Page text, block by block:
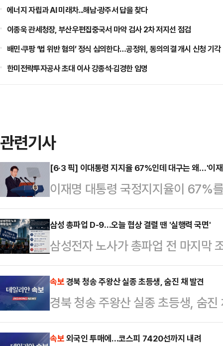
에너지 자립과 AI 미래차...해남·광주서 답을 찾다
이종욱 관세청장, 부산우편집중국서 마약 검사 2차 저지선 점검
배민·쿠팡 ‘법 위반 혐의’ 정식 심의한다…공정위, 동의의결 개시 신청 기각
한미전략투자공사 초대 이사 강종석·김경한 임명
관련기사
[6·3 픽] 이대통령 지지율 67%인데 대구는 왜…'이
이재명 대통령 국정지지율이 67%
서는 여야가 오차범위 내 초박빙 접
과'가 대구에서만큼은 온전히 작동
이다. 정치권에서는 이른바 '샤이
동하고 있다는 분석을 내놨다
28~29일 무선 100% 전화면접 방
이 대통령 국정 긍정평가는 61%,
면 대구 민심도 이 대…
삼성 총파업 D-9…오늘 협상 결렬 땐 '실행력 국면'
삼성전자 노사가 총파업 전 마지막
운 마라톤 협상에도 핵심 쟁점에서
실제 파업 참여율과 법원 판단, 노
변수로 떠오르고 있다는 분석이 나
이날 오전 정부세종청사 중앙노동
속보경북 청송 주왕산 실종 초등생, 숨진 채 발견
경북 청송 주왕산 실종 초등생, 숨진
속보외국인 투매에…코스피 7420선까지 내려